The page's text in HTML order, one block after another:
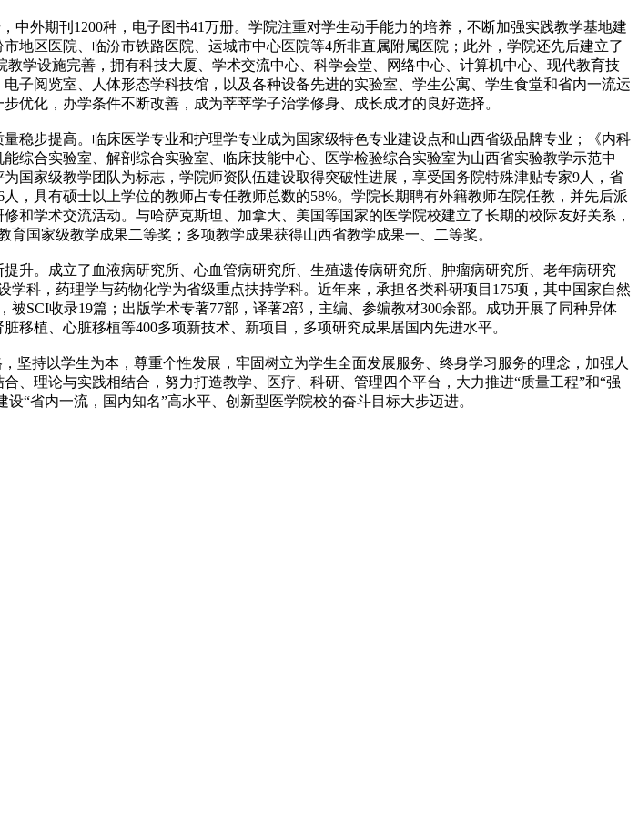
外期刊1200种，电子图书41万册。学院注重对学生动手能力的培养，不断加强实践教学基地建
地区医院、临汾市铁路医院、运城市中心医院等4所非直属附属医院；此外，学院还先后建立了
学设施完善，拥有科技大厦、学术交流中心、科学会堂、网络中心、计算机中心、现代教育技
子阅览室、人体形态学科技馆，以及各种设备先进的实验室、学生公寓、学生食堂和省内一流运
优化，办学条件不断改善，成为莘莘学子治学修身、成长成才的良好选择。
步提高。临床医学专业和护理学专业成为国家级特色专业建设点和山西省级品牌专业；《内科
综合实验室、解剖综合实验室、临床技能中心、医学检验综合实验室为山西省实验教学示范中
国家级教学团队为标志，学院师资队伍建设取得突破性进展，享受国务院特殊津贴专家9人，省
，具有硕士以上学位的教师占专任教师总数的58%。学院长期聘有外籍教师在院任教，并先后派
学术交流活动。与哈萨克斯坦、加拿大、美国等国家的医学院校建立了长期的校际友好关系，
国家级教学成果二等奖；多项教学成果获得山西省教学成果一、二等奖。
。成立了血液病研究所、心血管病研究所、生殖遗传病研究所、肿瘤病研究所、老年病研究
科，药理学与药物化学为省级重点扶持学科。近年来，承担各类科研项目175项，其中国家自然
SCI收录19篇；出版学术专著77部，译著2部，主编、参编教材300余部。成功开展了同种异体
移植、心脏移植等400多项新技术、新项目，多项研究成果居国内先进水平。
持以学生为本，尊重个性发展，牢固树立为学生全面发展服务、终身学习服务的理念，加强人
理论与实践相结合，努力打造教学、医疗、科研、管理四个平台，大力推进“质量工程”和“强
“省内一流，国内知名”高水平、创新型医学院校的奋斗目标大步迈进。